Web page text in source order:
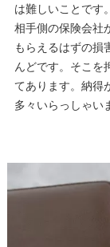
は難しいことです。
相手側の保険会社
もらえるはずの損
んどです。そこを
てあります。納得
多々いらっしゃい